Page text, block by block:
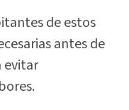
de estos
antes de
evitar